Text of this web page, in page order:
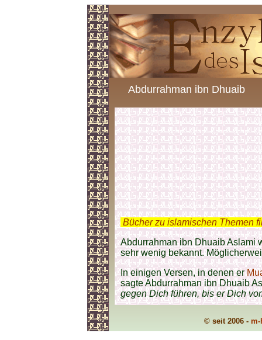
Abdurrahman ibn Dhuaib
Bücher zu islamischen Themen
Abdurrahman ibn Dhuaib Aslami
sehr wenig bekannt.
In einigen Versen, in denen er
sagte Abdurrahman ibn Dhuaib
gegen Dich führen, bis er Dich
© seit 2006 - m-